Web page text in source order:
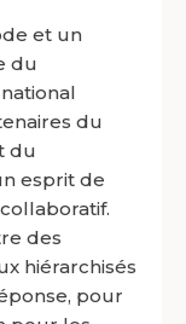
et un
du
du
du
esprit de
des
hiérarchisés
pour